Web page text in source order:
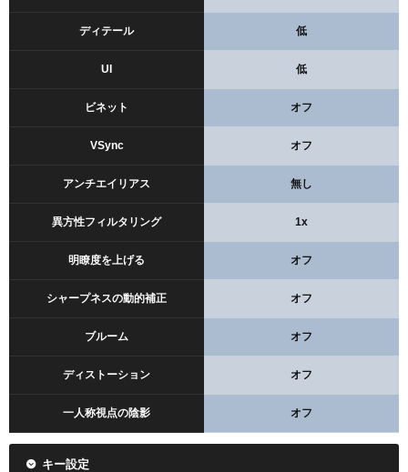
ディテール 低
UI 低
ビネット オフ
VSync オフ
アンチエイリアス 無し
異方性フィルタリング 1x
明瞭度を上げる オフ
シャープネスの動的補正 オフ
ブルーム オフ
ディストーション オフ
一人称視点の陰影 オフ
キー設定